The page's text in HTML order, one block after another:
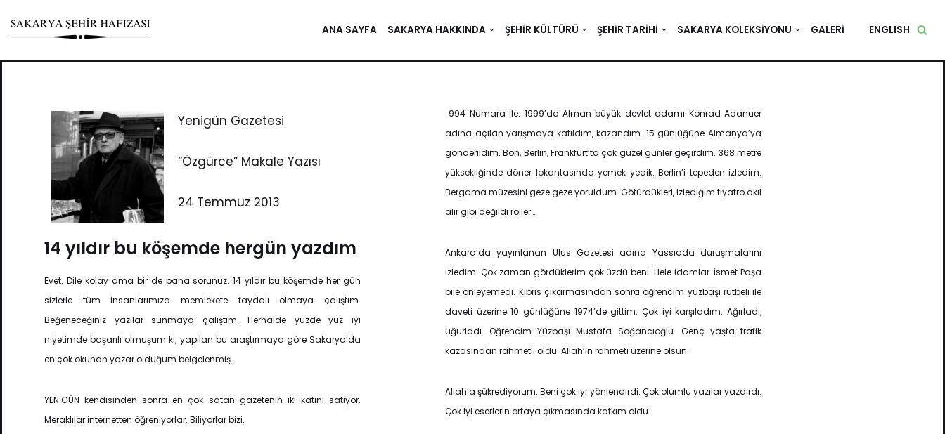
Skip
to
ANA SAYFA SAKARYA HAKKINDA ŞEHIR KÜLTÜRÜ ŞEHIR TARIHI SAKARYA KOLEKSIYONU GALERI ENGLISH
Yenigün Gazetesi
“Özgürce” Makale Yazısı
24 Temmuz 2013
14 yıldır bu köşemde hergün yazdım
Evet. Dile kolay ama bir de bana sorunuz. 14 yıldır bu köşemde her gün
sizlerle tüm insanlarımıza memlekete faydalı olmaya çalıştım.
Beğeneceğiniz yazılar sunmaya çalıştım. Herhalde yüzde yüz iyi
niyetimde başarılı olmuşum ki, yapılan bu araştırmaya göre Sakarya’da
en çok okunan yazar olduğum belgelenmiş.
YENİGÜN kendisinden sonra en çok satan gazetenin iki katını satıyor.
Meraklılar internetten öğreniyorlar. Biliyorlar bizi.
994 Numara ile. 1999’da Alman büyük devlet adamı Konrad Adanuer
adına açılan yarışmaya katıldım, kazandım. 15 günlüğüne Almanya’ya
gönderildim. Bon, Berlin, Frankfurt’ta çok güzel günler geçirdim. 368 metre
yüksekliğinde döner lokantasında yemek yedik. Berlin’i tepeden izledim.
Bergama müzesini geze geze yoruldum. Götürdükleri, izlediğim tiyatro akıl
alır gibi değildi roller…
Ankara’da yayınlanan Ulus Gazetesi adına Yassıada duruşmalarını
izledim. Çok zaman gördüklerim çok üzdü beni. Hele idamlar. İsmet Paşa
bile önleyemedi. Kıbrıs çıkarmasından sonra öğrencim yüzbaşı rütbeli ile
daveti üzerine 10 günlüğüne 1974’de gittim. Çok iyi karşıladım. Ağırladı,
uğurladı. Öğrencim Yüzbaşı Mustafa Soğancıoğlu. Genç yaşta trafik
kazasından rahmetli oldu. Allah’ın rahmeti üzerine olsun.
Allah’a şükrediyorum. Beni çok iyi yönlendirdi. Çok olumlu yazılar yazdırdı.
Çok iyi eserlerin ortaya çıkmasında katkım oldu.